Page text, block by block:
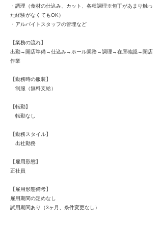
・調理（食材の仕込み、カット、各種調理※包丁があまり触っ
た経験がなくてもOK）
・アルバイトスタッフの管理など
【業務の流れ】
出勤→開店準備→仕込み→ホール業務→調理→在庫確認→閉店
作業
【勤務時の服装】
制服（無料支給）
【転勤】
転勤なし
【勤務スタイル】
出社勤務
【雇用形態】
正社員
【雇用形態備考】
雇用期間の定めなし
試用期間あり（3ヶ月、条件変更なし）